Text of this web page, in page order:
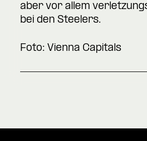
aber vor allem
bei den Steelers.
Foto: Vienna Capitals